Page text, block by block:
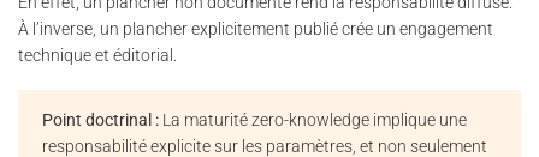
À l’inverse, un plancher explicitement publié crée un engagement
technique et éditorial.
Point doctrinal : La maturité zero-knowledge implique une
responsabilité explicite sur les paramètres, et non seulement